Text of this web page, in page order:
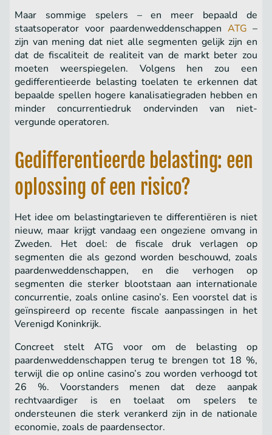
Maar sommige spelers – en meer bepaald de
staatsoperator voor paardenweddenschappen ATG –
zijn van mening dat niet alle segmenten gelijk zijn en
dat de fiscaliteit de realiteit van de markt beter zou
moeten weerspiegelen. Volgens hen zou een
gedifferentieerde belasting toelaten te erkennen dat
bepaalde spellen hogere kanalisatiegraden hebben en
minder concurrentiedruk ondervinden van niet-
vergunde operatoren.
Gedifferentieerde belasting: een
oplossing of een risico?
Het idee om belastingtarieven te differentiëren is niet
nieuw, maar krijgt vandaag een ongeziene omvang in
Zweden. Het doel: de fiscale druk verlagen op
segmenten die als gezond worden beschouwd, zoals
paardenweddenschappen, en die verhogen op
segmenten die sterker blootstaan aan internationale
concurrentie, zoals online casino’s. Een voorstel dat is
geïnspireerd op recente fiscale aanpassingen in het
Verenigd Koninkrijk.
Concreet stelt ATG voor om de belasting op
paardenweddenschappen terug te brengen tot 18 %,
terwijl die op online casino’s zou worden verhoogd tot
26 %. Voorstanders menen dat deze aanpak
rechtvaardiger is en toelaat om spelers te
ondersteunen die sterk verankerd zijn in de nationale
economie, zoals de paardensector.